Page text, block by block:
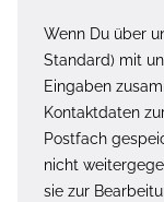
Wenn Du über
Standard) mit
Eingaben
Kontaktdaten
Postfach
nicht
sie zur